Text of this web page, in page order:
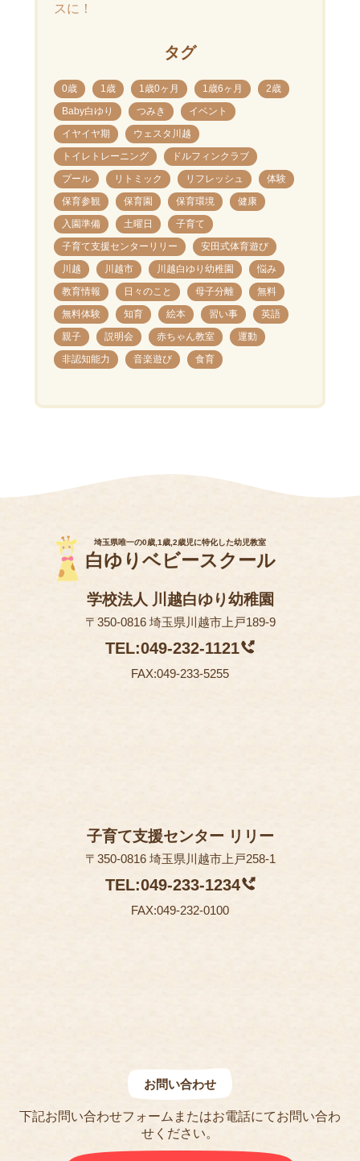
スに！
タグ
0歳 1歳 1歳0ヶ月 1歳6ヶ月
2歳
Baby白ゆり
つみき
イベント
イヤイヤ期
ウェスタ川越
トイレトレーニング
ドルフィンクラブ
プール
リトミック リフレッシュ
体験
保育参観
保育園 保育環境
健康
入園準備
土曜日
子育て
子育て支援センターリリー
安田式体育遊び
川越
川越市 川越白ゆり幼稚園
悩み
教育情報
日々のこと 母子分離
無料
無料体験
知育 絵本 習い事
英語
親子
説明会 赤ちゃん教室
運動
非認知能力
音楽遊び 食育
埼玉県唯一の0歳,1歳,2歳児に特化した幼児教室
白ゆりベビースクール
学校法人 川越白ゆり幼稚園
〒350-0816 埼玉県川越市上戸189-9
TEL:049-232-1121
FAX:049-233-5255
子育て支援センター リリー
〒350-0816 埼玉県川越市上戸258-1
TEL:049-233-1234
FAX:049-232-0100
お問い合わせ
下記お問い合わせフォームまたはお電話にてお問い合わ
せください。